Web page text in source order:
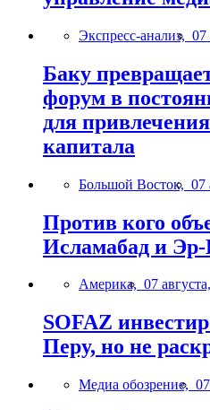
Экспресс-анализ, 07
Баку
форум в
для
капитала
Большой Восток, 07
Против кого
Исламабад и Эр-
Америка, 07
SOFAZ
Перу, но не
Медиа обозрение,